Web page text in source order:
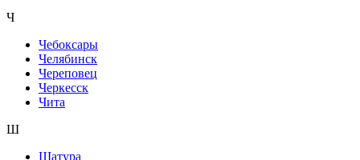
Ч
Чебоксары
Челябинск
Череповец
Черкесск
Чита
Ш
Шатура